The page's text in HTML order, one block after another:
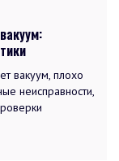
вакуум, плохо
неисправности,